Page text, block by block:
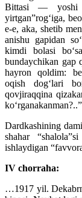
Bittasi — yoshi
yirtgan”rog‘iga,
e-e, aka, shetib
anishu gapidan
kimdi bolasi
bundaychikan gap
hayron qoldim:
oqish dog‘lari
qovjiraqqina
Dardkashining
shahar
ishlaydigan
IV chorraha:
…1917 yil.